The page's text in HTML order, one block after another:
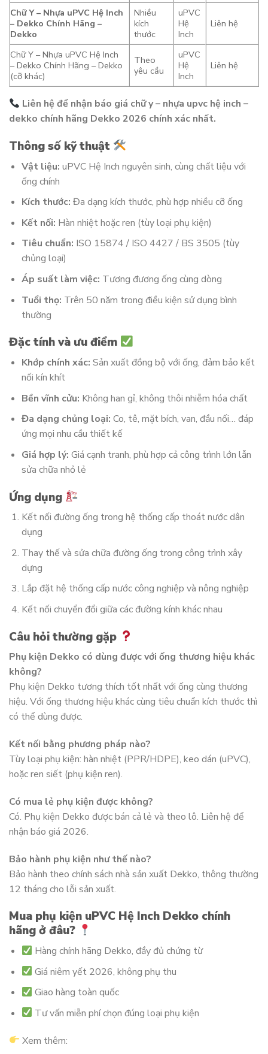
Chữ Y – Nhựa uPVC Hệ Inch
– Dekko Chính Hãng –
Dekko
Nhiều
kích
thước
uPVC
Hệ
Inch
Liên hệ
Chữ Y – Nhựa uPVC Hệ Inch
– Dekko Chính Hãng – Dekko
(cỡ khác)
Theo
yêu cầu
uPVC
Hệ
Inch
Liên hệ
Liên hệ để nhận báo giá chữ y – nhựa upvc hệ inch –
dekko chính hãng Dekko 2026 chính xác nhất.
Thông số kỹ thuật
Vật liệu: uPVC Hệ Inch nguyên sinh, cùng chất liệu với
ống chính
Kích thước: Đa dạng kích thước, phù hợp nhiều cỡ ống
Kết nối: Hàn nhiệt hoặc ren (tùy loại phụ kiện)
Tiêu chuẩn: ISO 15874 / ISO 4427 / BS 3505 (tùy
chủng loại)
Áp suất làm việc: Tương đương ống cùng dòng
Tuổi thọ: Trên 50 năm trong điều kiện sử dụng bình
thường
Đặc tính và ưu điểm
Khớp chính xác: Sản xuất đồng bộ với ống, đảm bảo kết
nối kín khít
Bền vĩnh cửu: Không han gỉ, không thôi nhiễm hóa chất
Đa dạng chủng loại: Co, tê, mặt bích, van, đầu nối… đáp
ứng mọi nhu cầu thiết kế
Giá hợp lý: Giá cạnh tranh, phù hợp cả công trình lớn lẫn
sửa chữa nhỏ lẻ
Ứng dụng
Kết nối đường ống trong hệ thống cấp thoát nước dân
dụng
Thay thế và sửa chữa đường ống trong công trình xây
dựng
Lắp đặt hệ thống cấp nước công nghiệp và nông nghiệp
Kết nối chuyển đổi giữa các đường kính khác nhau
Câu hỏi thường gặp
Phụ kiện Dekko có dùng được với ống thương hiệu khác
không?
Phụ kiện Dekko tương thích tốt nhất với ống cùng thương
hiệu. Với ống thương hiệu khác cùng tiêu chuẩn kích thước thì
có thể dùng được.
Kết nối bằng phương pháp nào?
Tùy loại phụ kiện: hàn nhiệt (PPR/HDPE), keo dán (uPVC),
hoặc ren siết (phụ kiện ren).
Có mua lẻ phụ kiện được không?
Có. Phụ kiện Dekko được bán cả lẻ và theo lô. Liên hệ để
nhận báo giá 2026.
Bảo hành phụ kiện như thế nào?
Bảo hành theo chính sách nhà sản xuất Dekko, thông thường
12 tháng cho lỗi sản xuất.
Mua phụ kiện uPVC Hệ Inch Dekko chính
hãng ở đâu?
Hàng chính hãng Dekko, đầy đủ chứng từ
Giá niêm yết 2026, không phụ thu
Giao hàng toàn quốc
Tư vấn miễn phí chọn đúng loại phụ kiện
Xem thêm: